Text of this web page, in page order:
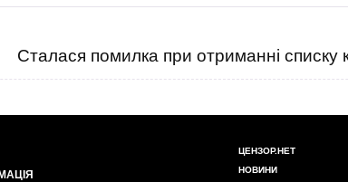
Сталася помилка при отриманні списку
ЦЕНЗОР.НЕТ
НОВИНИ